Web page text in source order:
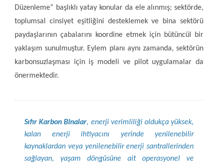
Düzenleme” başlıklı yatay konular da ele alınmış; sektörde,
toplumsal cinsiyet eşitliğini desteklemek ve bina sektörü
paydaşlarının çabalarını koordine etmek için bütüncül bir
yaklaşım sunulmuştur. Eylem planı aynı zamanda, sektörün
karbonsuzlaşması için iş modeli ve pilot uygulamalar da
önermektedir.
Sıfır Karbon Binalar, enerji verimliliği oldukça yüksek,
kalan enerji ihtiyacını yerinde yenilenebilir
kaynaklardan veya yenilenebilir enerji santrallerinden
sağlayan, yaşam döngüsüne ait operasyonel ve